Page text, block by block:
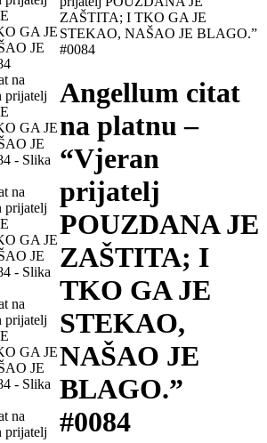
ZAŠTITA; I TKO GA JE
STEKAO, NAŠAO JE BLAGO.”
#0084
Angellum citat
na platnu –
“Vjeran
prijatelj
POUZDANA JE
ZAŠTITA; I
TKO GA JE
STEKAO,
NAŠAO JE
BLAGO.”
#0084